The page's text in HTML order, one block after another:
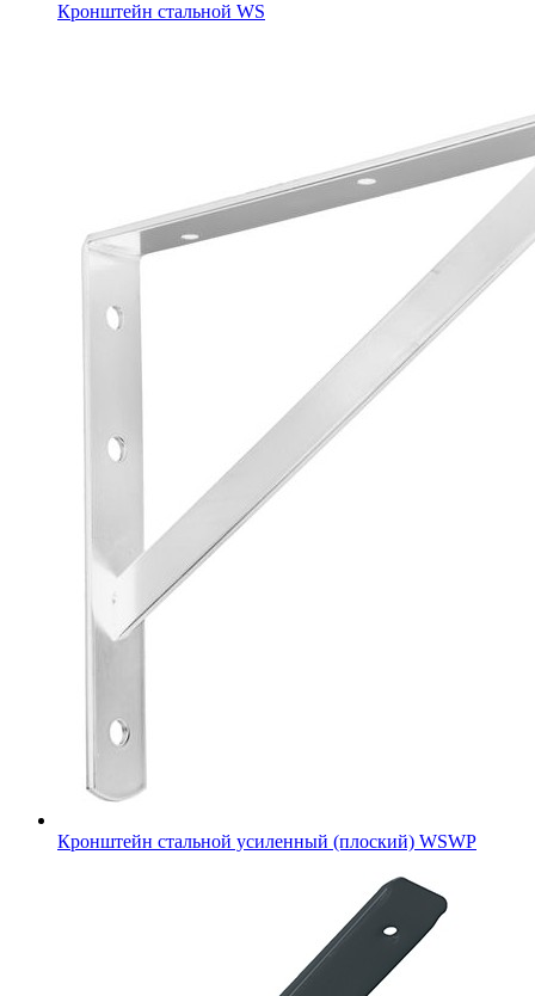
Кронштейн стальной WS
Кронштейн стальной усиленный (плоский) WSWP